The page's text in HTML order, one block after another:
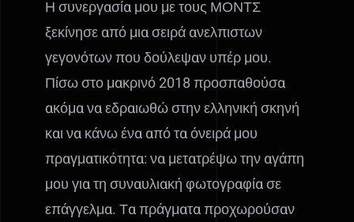
Η συνεργασία μου με τους ΜΟΝΤΣ
ξεκίνησε από μια σειρά ανελπιστων
γεγονότων που δούλεψαν υπέρ μου.
Πίσω στο μακρινό 2018 προσπαθούσα
ακόμα να εδραιωθώ στην ελληνική σκηνή
και να κάνω ένα από τα όνειρά μου
πραγματικότητα: να μετατρέψω την αγάπη
μου για τη συναυλιακή φωτογραφία σε
επάγγελμα. Τα πράγματα προχωρούσαν